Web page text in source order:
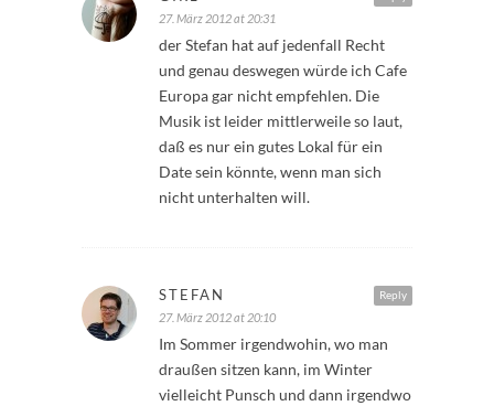
27. März 2012 at 20:31
der Stefan hat auf jedenfall Recht
und genau deswegen würde ich Cafe
Europa gar nicht empfehlen. Die
Musik ist leider mittlerweile so laut,
daß es nur ein gutes Lokal für ein
Date sein könnte, wenn man sich
nicht unterhalten will.
Reply
STEFAN
27. März 2012 at 20:10
Im Sommer irgendwohin, wo man
draußen sitzen kann, im Winter
vielleicht Punsch und dann irgendwo